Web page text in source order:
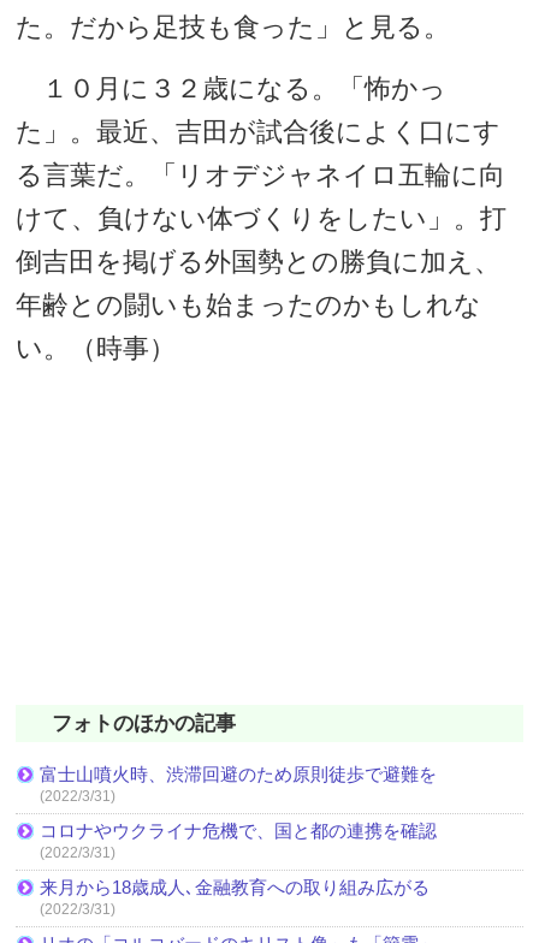
た。だから足技も食った」と見る。
１０月に３２歳になる。「怖かっ
た」。最近、吉田が試合後によく口にす
る言葉だ。「リオデジャネイロ五輪に向
けて、負けない体づくりをしたい」。打
倒吉田を掲げる外国勢との勝負に加え、
年齢との闘いも始まったのかもしれな
い。（時事）
フォトのほかの記事
富士山噴火時、渋滞回避のため原則徒歩で避難を
(2022/3/31)
コロナやウクライナ危機で、国と都の連携を確認
(2022/3/31)
来月から18歳成人､金融教育への取り組み広がる
(2022/3/31)